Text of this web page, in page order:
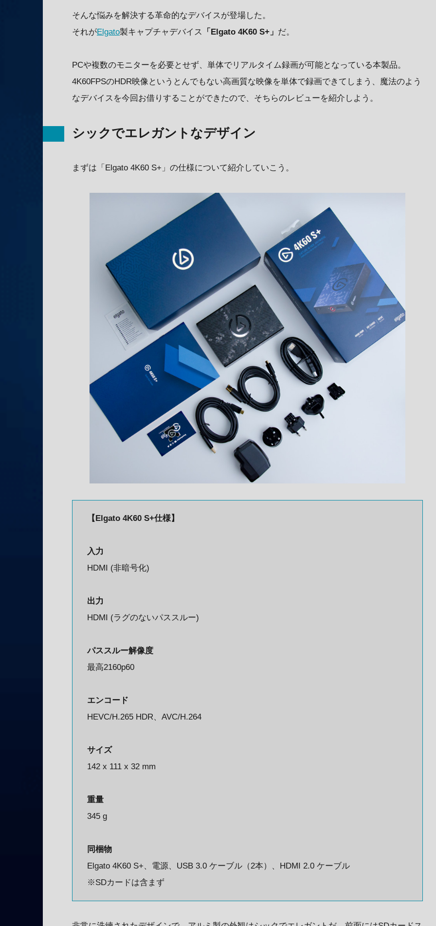
そんな悩みを解決する革命的なデバイスが登場した。
それがElgato製キャプチャデバイス 「Elgato 4K60 S+」 だ。
PCや複数のモニターを必要とせず、単体でリアルタイム録画が可能となっている本製品。
4K60FPSのHDR映像というとんでもない高画質な映像を単体で録画できてしまう、魔法のよう
なデバイスを今回お借りすることができたので、そちらのレビューを紹介しよう。
シックでエレガントなデザイン
まずは「Elgato 4K60 S+」の仕様について紹介していこう。
【Elgato 4K60 S+仕様】
入力
HDMI (非暗号化)
出力
HDMI (ラグのないパススルー)
パススルー解像度
最高2160p60
エンコード
HEVC/H.265 HDR、AVC/H.264
サイズ
142 x 111 x 32 mm
重量
345 g
同梱物
Elgato 4K60 S+、電源、USB 3.0 ケーブル（2本）、HDMI 2.0 ケーブル
※SDカードは含まず